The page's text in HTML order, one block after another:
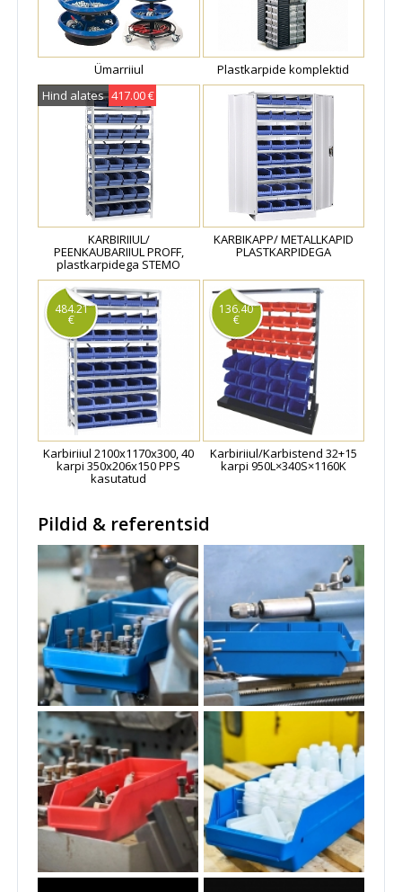
Ümarriiul
Plastkarpide komplektid
Hind alates 417.00 €
KARBIRIIUL/
PEENKAUBARIIUL PROFF,
plastkarpidega STEMO
KARBIKAPP/ METALLKAPID
PLASTKARPIDEGA
484.21
€
Karbiriiul 2100x1170x300, 40
karpi 350x206x150 PPS
kasutatud
136.40
€
Karbiriiul/Karbistend 32+15
karpi 950L×340S×1160K
Pildid & referentsid